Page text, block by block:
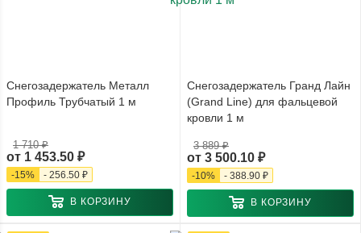
Снегозадержатель Металл
Профиль Трубчатый 1 м
от 1 453.50 ₽
1 710 ₽
-15% - 256.50 ₽
В КОРЗИНУ
Снегозадержатель Гранд Лайн
(Grand Line) для фальцевой
кровли 1 м
от 3 500.10 ₽
3 889 ₽
-10% - 388.90 ₽
В КОРЗИНУ